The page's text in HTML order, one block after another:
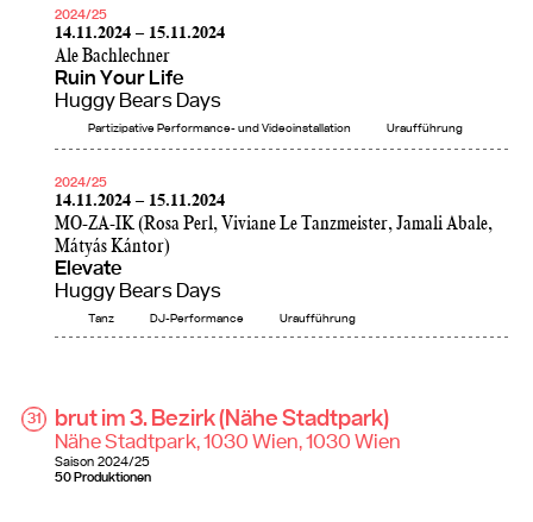
2024/25
14.11.2024 – 15.11.2024
Ale Bachlechner
Ruin Your Life
Huggy Bears Days
Partizipative Performance- und Videoinstallation Uraufführung
2024/25
14.11.2024 – 15.11.2024
MO-ZA-IK (Rosa Perl, Viviane Le Tanzmeister, Jamali Abale,
Mátyás Kántor)
Elevate
Huggy Bears Days
Tanz DJ-Performance Uraufführung
31 brut im 3. Bezirk (Nähe Stadtpark)
Nähe Stadtpark, 1030 Wien, 1030 Wien
Saison 2024/25
50 Produktionen